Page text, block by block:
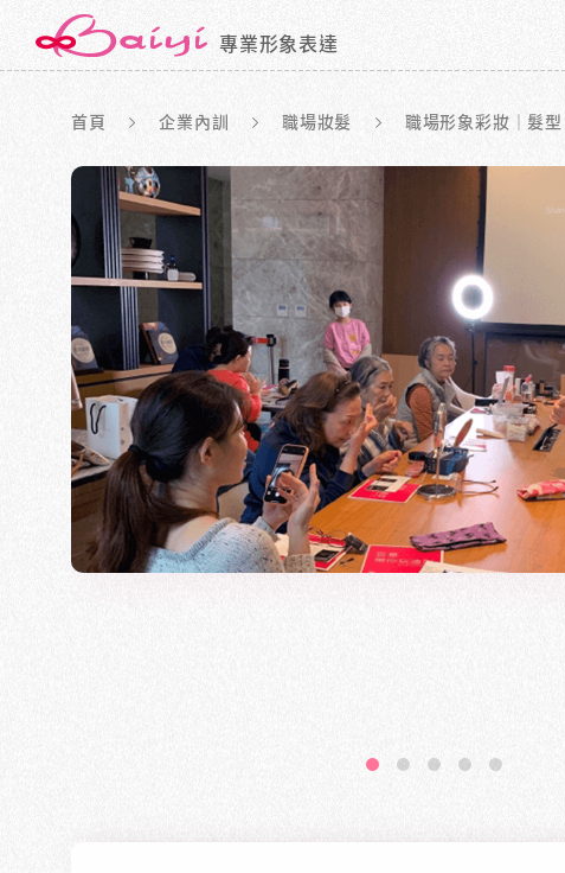
專業形象表達
首頁 企業內訓 職場妝髮 職場形象彩妝｜髮型